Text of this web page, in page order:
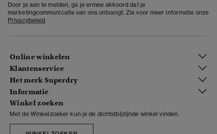
Door je aan te melden, ga je ermee akkoord dat je
marketingcommunicatie van ons ontvangt. Zie voor meer informatie onze
Privacybeleid
Online winkelen
Klantenservice
Het merk Superdry
Informatie
Winkel zoeken
Met de Winkelzoeker kun je de dichtstbijzijnde winkel vinden.